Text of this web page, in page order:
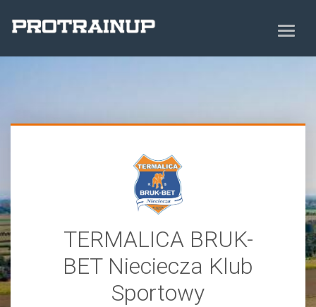
TERMALICA BRUK-
BET Nieciecza Klub
Sportowy